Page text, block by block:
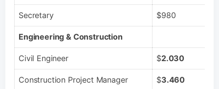
Secretary $980
Engineering & Construction
Civil Engineer $2.030
Construction Project Manager $3.460